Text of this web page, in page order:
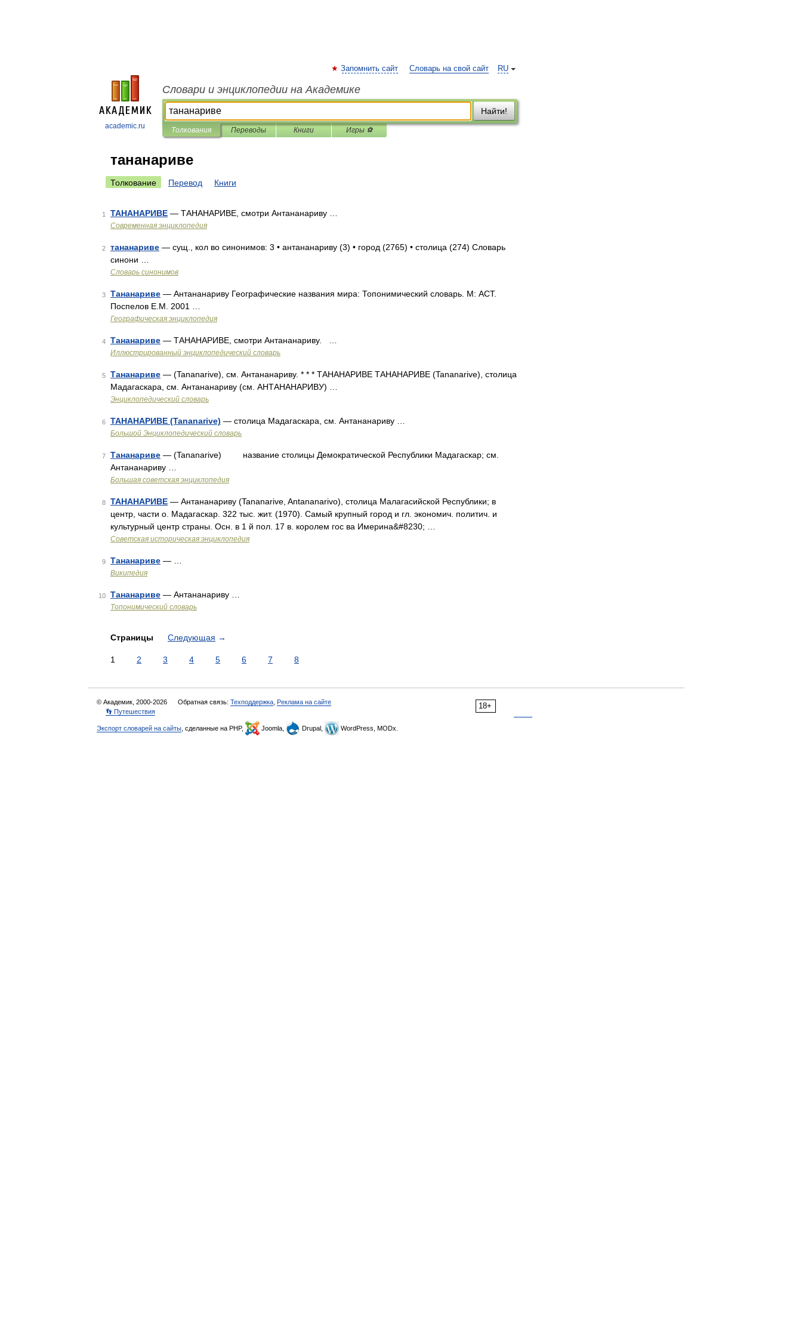
academic.ru
RU
Запомнить сайт Словарь на свой сайт
Словари и энциклопедии на Академике
Найти!
Толкования Переводы Книги Игры ⚽
тананариве
Толкование Перевод Книги
1 ТАНАНАРИВЕ — ТАНАНАРИВЕ, смотри Антананариву …
Современная энциклопедия
2 тананариве — сущ., кол во синонимов: 3 • антананариву (3) • город (2765) • столица (274) Словарь
синони …
Словарь синонимов
3 Тананариве — Антананариву Географические названия мира: Топонимический словарь. М: АСТ.
Поспелов Е.М. 2001 …
Географическая энциклопедия
4 Тананариве — ТАНАНАРИВЕ, смотри Антананариву. …
Иллюстрированный энциклопедический словарь
5 Тананариве — (Tananarive), см. Антананариву. * * * ТАНАНАРИВЕ ТАНАНАРИВЕ (Tananarive), столица
Мадагаскара, см. Антананариву (см. АНТАНАНАРИВУ) …
Энциклопедический словарь
6 ТАНАНАРИВЕ (Tananarive) — столица Мадагаскара, см. Антананариву …
Большой Энциклопедический словарь
7 Тананариве — (Tananarive) название столицы Демократической Республики Мадагаскар; см.
Антананариву …
Большая советская энциклопедия
8 ТАНАНАРИВЕ — Антананариву (Tananarive, Antananarivo), столица Малагасийской Республики; в
центр, части о. Мадагаскар. 322 тыс. жит. (1970). Самый крупный город и гл. экономич. политич. и
культурный центр страны. Осн. в 1 й пол. 17 в. королем гос ва Имерина&#8230; …
Советская историческая энциклопедия
9 Тананариве — …
Википедия
10 Тананариве — Антананариву …
Топонимический словарь
Страницы Следующая →
1 2 3 4 5 6 7 8
18+
© Академик, 2000-2026 Обратная связь: Техподдержка Реклама на сайте
👣 Путешествия
Экспорт словарей на сайты , сделанные на PHP, Joomla, Drupal, WordPress, MODx.